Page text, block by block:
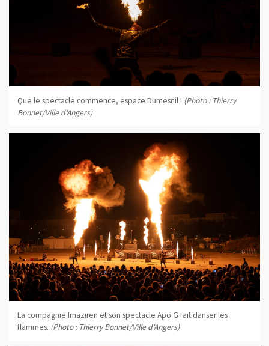
Que le spectacle commence, espace Dumesnil ! (Photo : Thierry
Bonnet/Ville d'Angers)
La compagnie Imaziren et son spectacle Apo G fait danser les
flammes. (Photo : Thierry Bonnet/Ville d'Angers)